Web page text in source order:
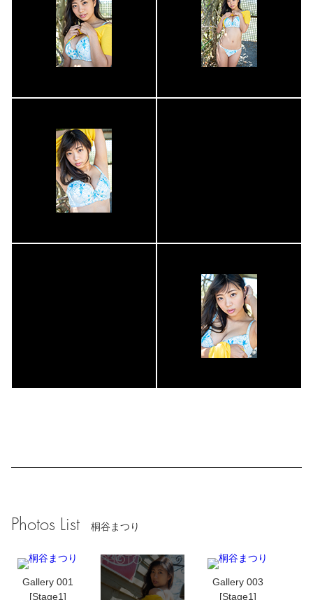
Photos List 桐谷まつり
Gallery 001
[Stage1]
Gallery 003
[Stage1]